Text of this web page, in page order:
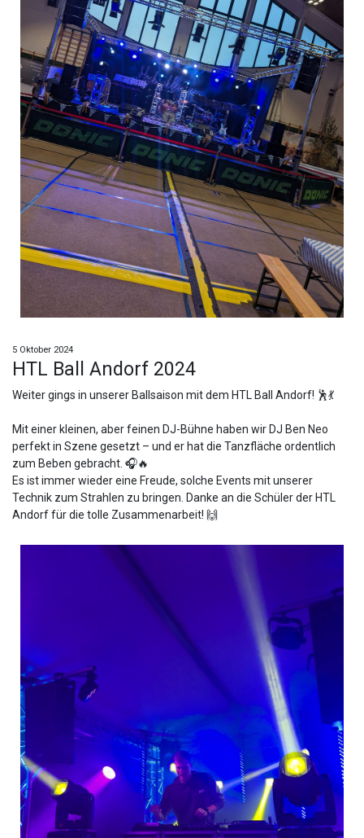
5 Oktober 2024
HTL Ball Andorf 2024
Weiter gings in unserer Ballsaison mit dem HTL Ball Andorf! 🕺💃
Mit einer kleinen, aber feinen DJ-Bühne haben wir DJ Ben Neo
perfekt in Szene gesetzt – und er hat die Tanzfläche ordentlich
zum Beben gebracht. 🎧🔥
Es ist immer wieder eine Freude, solche Events mit unserer
Technik zum Strahlen zu bringen. Danke an die Schüler der HTL
Andorf für die tolle Zusammenarbeit! 🙌